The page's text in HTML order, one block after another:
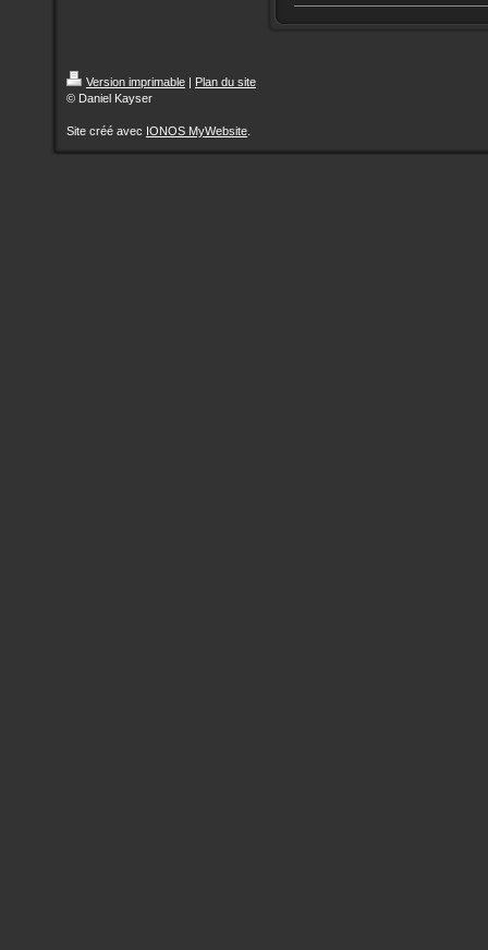
Version imprimable | Plan du site
© Daniel Kayser
Site créé avec IONOS MyWebsite